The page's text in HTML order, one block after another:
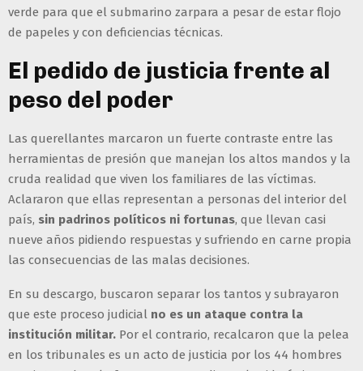
verde para que el submarino zarpara a pesar de estar flojo
de papeles y con deficiencias técnicas.
El pedido de justicia frente al
peso del poder
Las querellantes marcaron un fuerte contraste entre las
herramientas de presión que manejan los altos mandos y la
cruda realidad que viven los familiares de las víctimas.
Aclararon que ellas representan a personas del interior del
país, sin padrinos políticos ni fortunas, que llevan casi
nueve años pidiendo respuestas y sufriendo en carne propia
las consecuencias de las malas decisiones.
En su descargo, buscaron separar los tantos y subrayaron
que este proceso judicial no es un ataque contra la
institución militar. Por el contrario, recalcaron que la pelea
en los tribunales es un acto de justicia por los 44 hombres